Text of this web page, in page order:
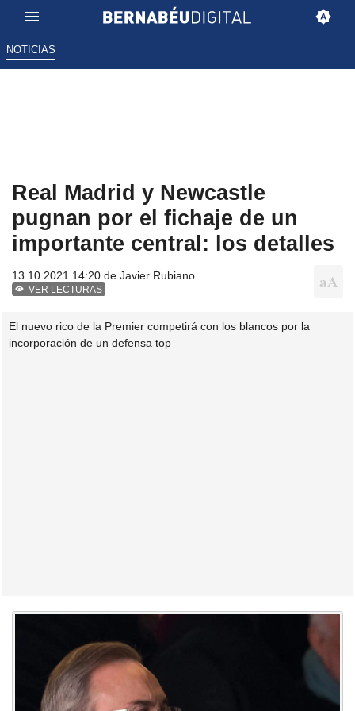
NOTICIAS
Real Madrid y Newcastle
pugnan por el fichaje de un
importante central: los detalles
13.10.2021 14:20 de Javier Rubiano
VER LECTURAS
El nuevo rico de la Premier competirá con los blancos por la
incorporación de un defensa top